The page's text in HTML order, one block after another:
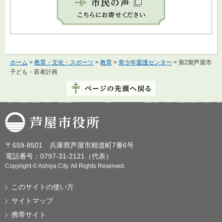
ホーム > 教育・文化・スポーツ > 教育 > 青少年愛護センター > 第2期芦屋市
子ども・若者計画
芦屋市役所
〒659-8501 兵庫県芦屋市精道町7番6号
電話番号：0797-31-2121（代表）
Copyright © Ashiya City. All Rights Reserved.
このサイトの使い方
サイトマップ
携帯サイト